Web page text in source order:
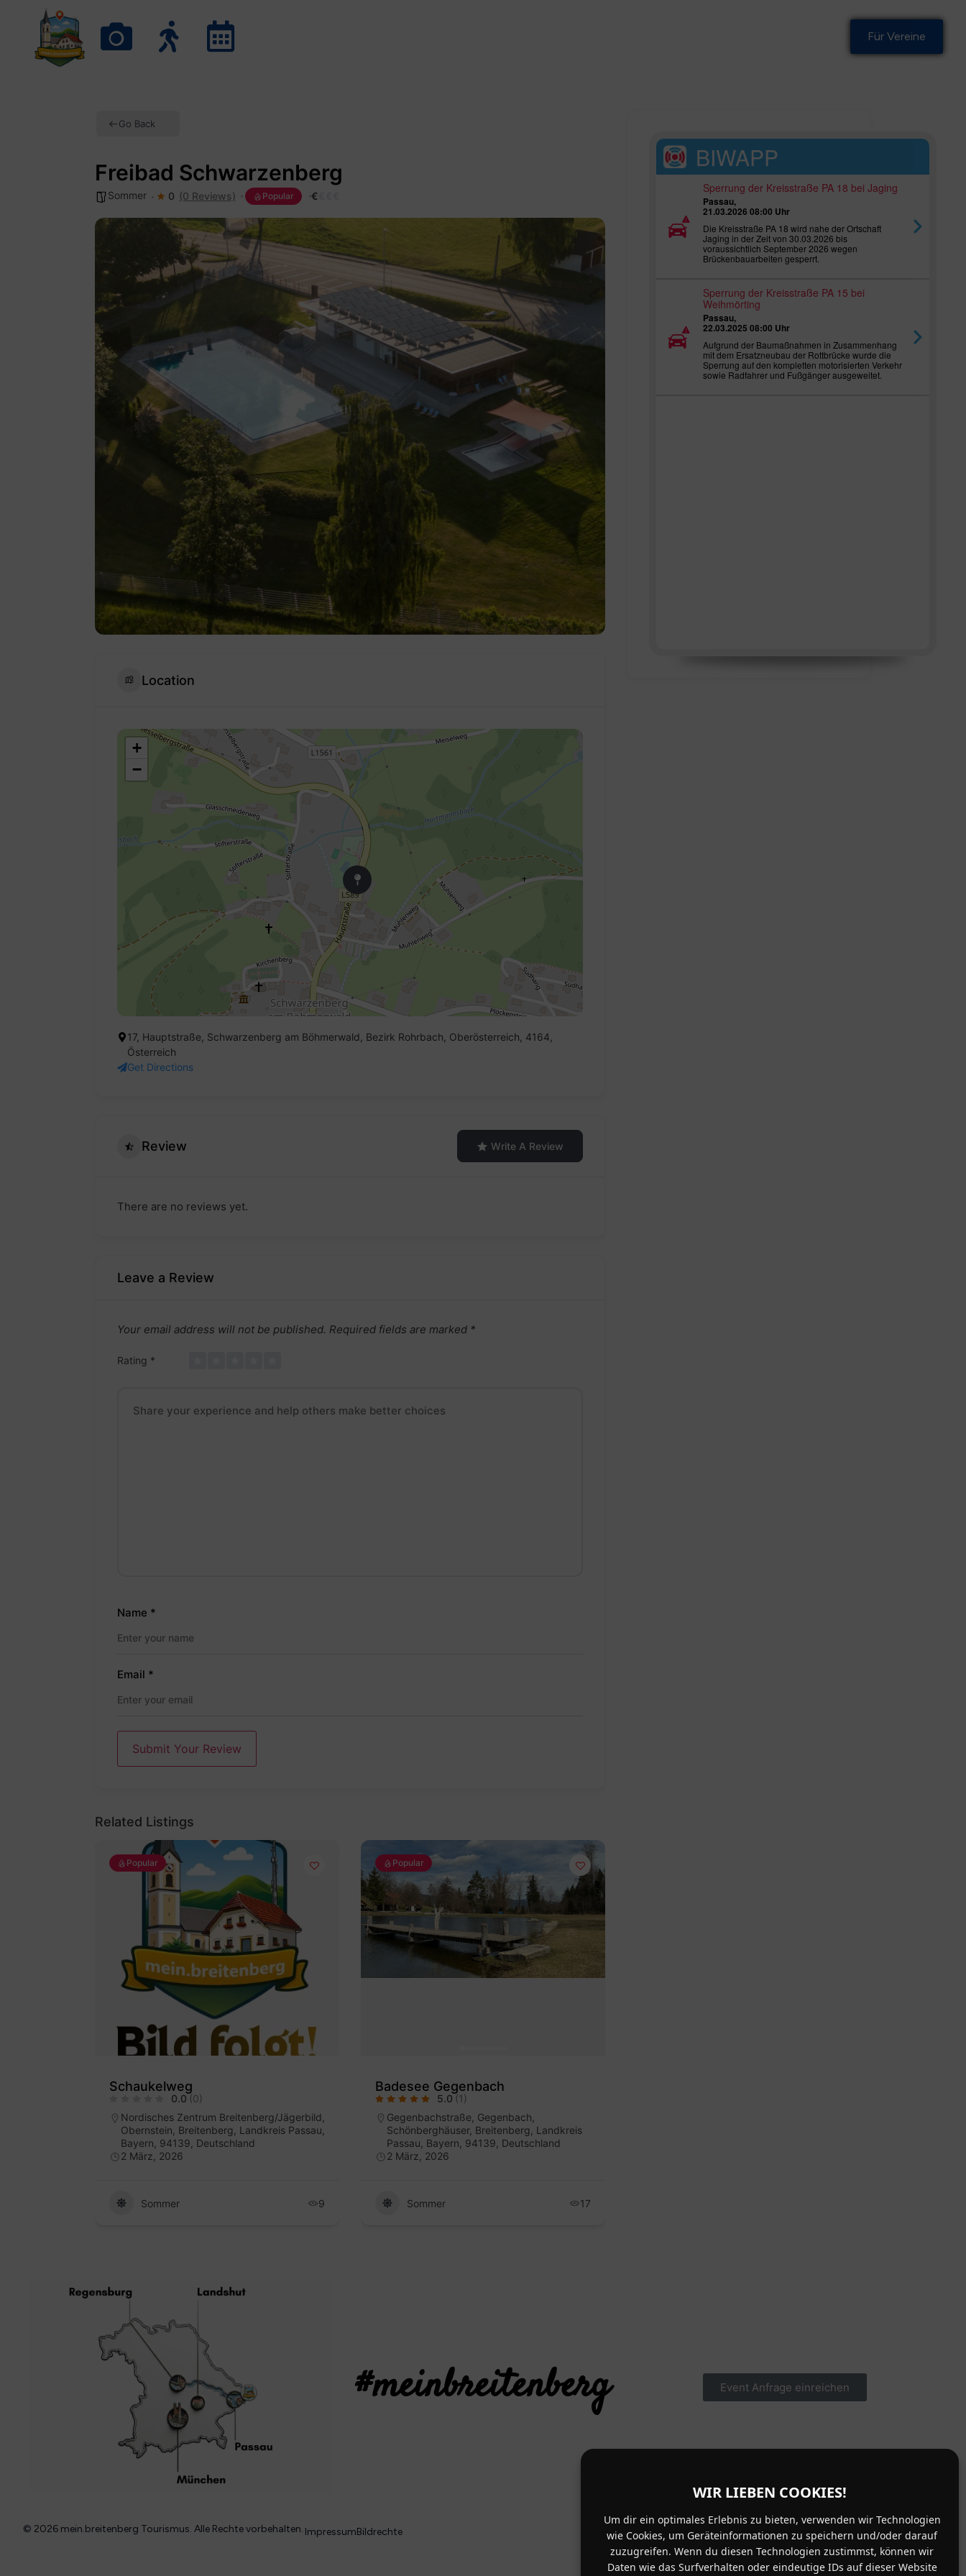
WIR LIEBEN COOKIES!
Um dir ein optimales Erlebnis zu bieten, verwenden wir Technologien
wie Cookies, um Geräteinformationen zu speichern und/oder darauf
zuzugreifen. Wenn du diesen Technologien zustimmst, können wir
Daten wie das Surfverhalten oder eindeutige IDs auf dieser Website
Für Vereine
Go Back
Freibad Schwarzenberg
Sommer 0 (0 Reviews) Popular €
Location
+
−
17, Hauptstraße, Schwarzenberg am Böhmerwald, Bezirk Rohrbach, Oberösterreich, 4164,
Österreich
Get Directions
Review Write A Review
There are no reviews yet.
Leave a Review
Your email address will not be published. Required fields are marked *
Rating *
Name *
Email *
Submit Your Review
Related Listings
Popular
Schaukelweg
0.0 (0)
Nordisches Zentrum Breitenberg/Jägerbild,
Obernstein, Breitenberg, Landkreis Passau,
Bayern, 94139, Deutschland
2 März, 2026
Sommer 9
Popular
Badesee Gegenbach
5.0 (1)
Gegenbachstraße, Gegenbach,
Schönberghäuser, Breitenberg, Landkreis
Passau, Bayern, 94139, Deutschland
2 März, 2026
Sommer 17
BIWAPP
Sperrung der Kreisstraße PA 18 bei Jaging
Passau,
21.03.2026 08:00 Uhr
Die Kreisstraße PA 18 wird nahe der Ortschaft
Jaging in der Zeit von 30.03.2026 bis
voraussichtlich September 2026 wegen
Brückenbauarbeiten gesperrt.
Sperrung der Kreisstraße PA 15 bei
Weihmörting
Passau,
22.03.2025 08:00 Uhr
Aufgrund der Baumaßnahmen in Zusammenhang
mit dem Ersatzneubau der Rottbrücke wurde die
Sperrung auf den kompletten motorisierten Verkehr
sowie Radfahrer und Fußgänger ausgeweitet.
#meinbreitenberg Event Anfrage einreichen
© 2026 mein.breitenberg Tourismus. Alle Rechte vorbehalten. ImpressumBildrechte